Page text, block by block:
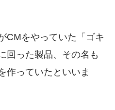
CMをやっていた「ゴキ
回った製品、その名も
作っていたといいま